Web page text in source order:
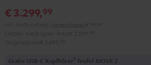
Schwarz
€ 3.299,99
Gratis USB-C Kopfhörer1 Teufel MOVE 2